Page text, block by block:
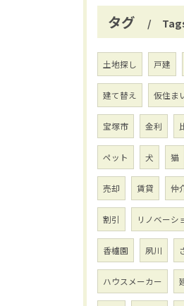
タグ
土地探し 戸建
建て替え 仮住ま
宝塚市 金利
ペット 犬 猫
売却 賃貸 仲
割引 リノベーシ
香櫨園 夙川
ハウスメーカー